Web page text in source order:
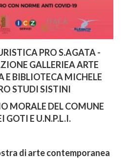
PRO S.AGATA -
GALLERIEA ARTE
E BIBLIOTECA MICHELE
STUDI SISTINI
MORALE DEL COMUNE
GOTI E U.N.P.L.I.
di arte contemporanea